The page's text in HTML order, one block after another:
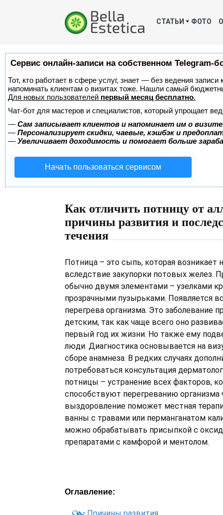
СТАТЬИ ФОТО
Сервис онлайн-записи на собственном Telegram-
Тот, кто работает в сфере услуг, знает — без ведения
напоминать клиентам о визитах тоже. Нашли самый
Для новых пользователей первый месяц бесплатно.
Чат-бот для мастеров и специалистов, который упрощает
— Сам записывает клиентов и напоминает им о
— Персонализирует скидки, чаевые, кэшбэк и
— Увеличивает доходимость и помогает больше
Начать пользоваться сервисом
Как отличить потницу от
причины развития и
течения
Потница – это сыпь, которая возникает
вследствие закупорки потовых желез.
обычно двумя элементами – узелками
прозрачными пузырьками. Появляется
перегрева организма. Это заболевание
детским, так как чаще всего оно
первый год их жизни. Но также ему
люди. Диагностика основывается на
сборе анамнеза. В редких случаях
потребоваться консультация
потницы – устранение всех факторов,
способствуют перегреванию организма
выздоровление поможет местная
ванны с травами или перманганатом
можно обрабатывать присыпкой с
препаратами с камфорой и ментолом.
Оглавление: